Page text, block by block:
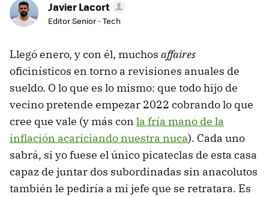
Javier Lacort
Editor Senior - Tech
Llegó enero, y con él, muchos affaires
oficinísticos en torno a revisiones anuales de
sueldo. O lo que es lo mismo: que todo hijo de
vecino pretende empezar 2022 cobrando lo que
cree que vale (y más con la fría mano de la
inflación acariciando nuestra nuca). Cada uno
sabrá, si yo fuese el único picateclas de esta casa
capaz de juntar dos subordinadas sin anacolutos
también le pediría a mi jefe que se retratara. Es